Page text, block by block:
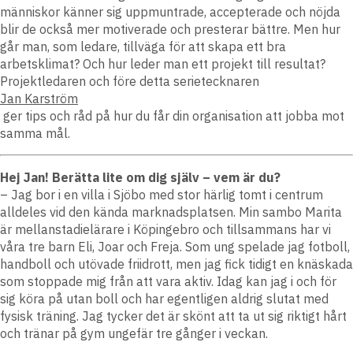
människor känner sig uppmuntrade, accepterade och nöjda
blir de också mer motiverade och presterar bättre. Men hur
går man, som ledare, tillväga för att skapa ett bra
arbetsklimat? Och hur leder man ett projekt till resultat?
Projektledaren och före detta serietecknaren
Jan Karström
ger tips och råd på hur du får din organisation att jobba mot
samma mål.
Hej Jan! Berätta lite om dig själv – vem är du?
– Jag bor i en villa i Sjöbo med stor härlig tomt i centrum
alldeles vid den kända marknadsplatsen. Min sambo Marita
är mellanstadielärare i Köpingebro och tillsammans har vi
våra tre barn Eli, Joar och Freja. Som ung spelade jag fotboll,
handboll och utövade friidrott, men jag fick tidigt en knäskada
som stoppade mig från att vara aktiv. Idag kan jag i och för
sig köra på utan boll och har egentligen aldrig slutat med
fysisk träning. Jag tycker det är skönt att ta ut sig riktigt hårt
och tränar på gym ungefär tre gånger i veckan.